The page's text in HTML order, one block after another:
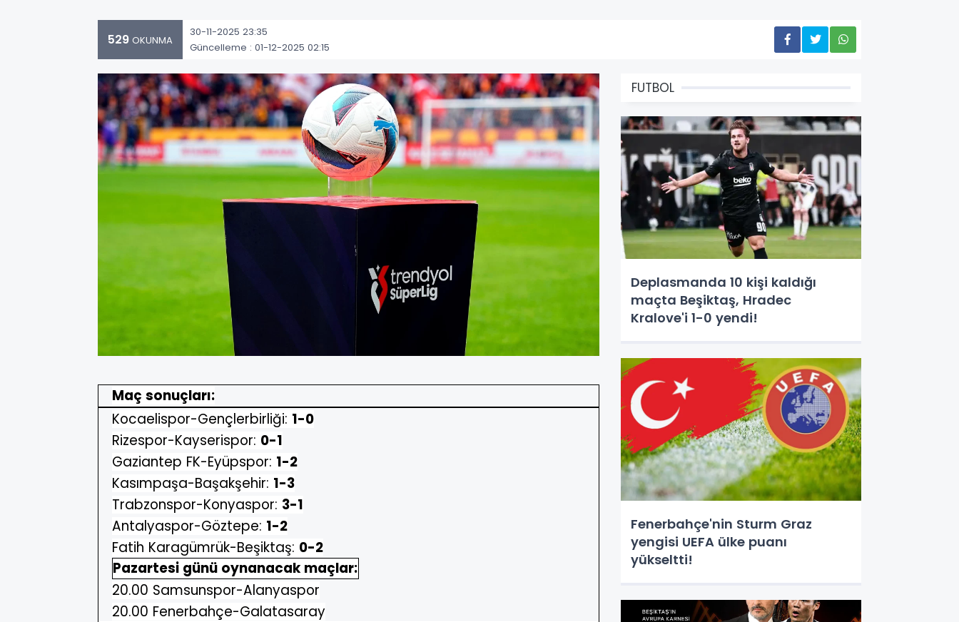
529 OKUNMA
30-11-2025 23:35
Güncelleme : 01-12-2025 02:15
Maç sonuçları:
Kocaelispor-Gençlerbirliği: 1-0
Rizespor-Kayserispor: 0-1
Gaziantep FK-Eyüpspor: 1-2
Kasımpaşa-Başakşehir: 1-3
Trabzonspor-Konyaspor: 3-1
Antalyaspor-Göztepe: 1-2
Fatih Karagümrük-Beşiktaş: 0-2
Pazartesi günü oynanacak maçlar:
20.00 Samsunspor-Alanyaspor
20.00 Fenerbahçe-Galatasaray
FUTBOL
Deplasmanda 10 kişi kaldığı
maçta Beşiktaş, Hradec
Kralove'i 1-0 yendi!
Fenerbahçe'nin Sturm Graz
yengisi UEFA ülke puanı
yükseltti!